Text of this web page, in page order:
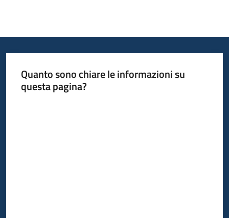
locali
Quanto sono chiare le informazioni su
questa pagina?